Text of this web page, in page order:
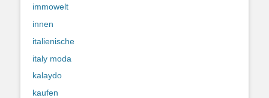
immowelt
innen
italienische
italy moda
kalaydo
kaufen